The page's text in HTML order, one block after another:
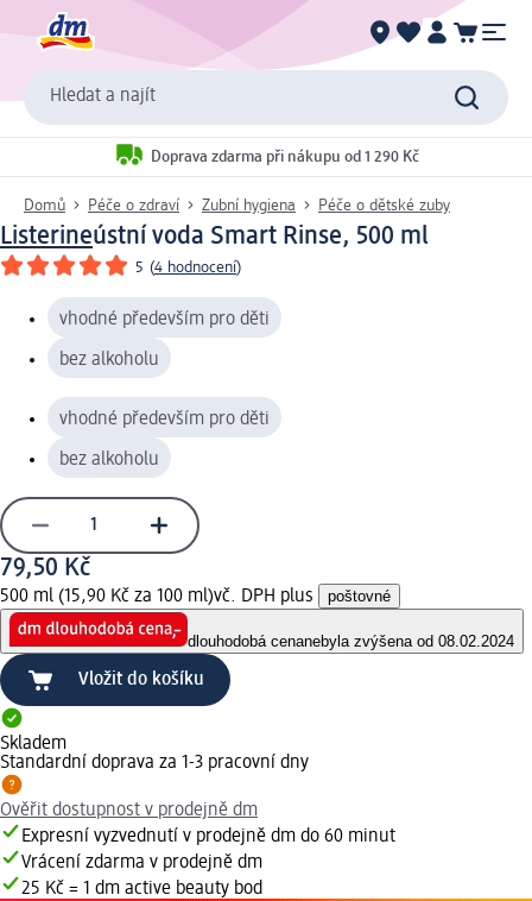
Hledat a najít
Doprava zdarma při nákupu od 1 290 Kč
Domů Péče o zdraví Zubní hygiena Péče o dětské zuby
Listerineústní voda Smart Rinse, 500 ml
5 (4 hodnocení)
vhodné především pro děti
bez alkoholu
vhodné především pro děti
bez alkoholu
79,50 Kč
500 ml (15,90 Kč za 100 ml)vč. DPH plus poštovné
dlouhodobá cenanebyla zvýšena od 08.02.2024
Vložit do košíku
Skladem
Standardní doprava za 1-3 pracovní dny
Ověřit dostupnost v prodejně dm
Expresní vyzvednutí v prodejně dm do 60 minut
Vrácení zdarma v prodejně dm
25 Kč = 1 dm active beauty bod